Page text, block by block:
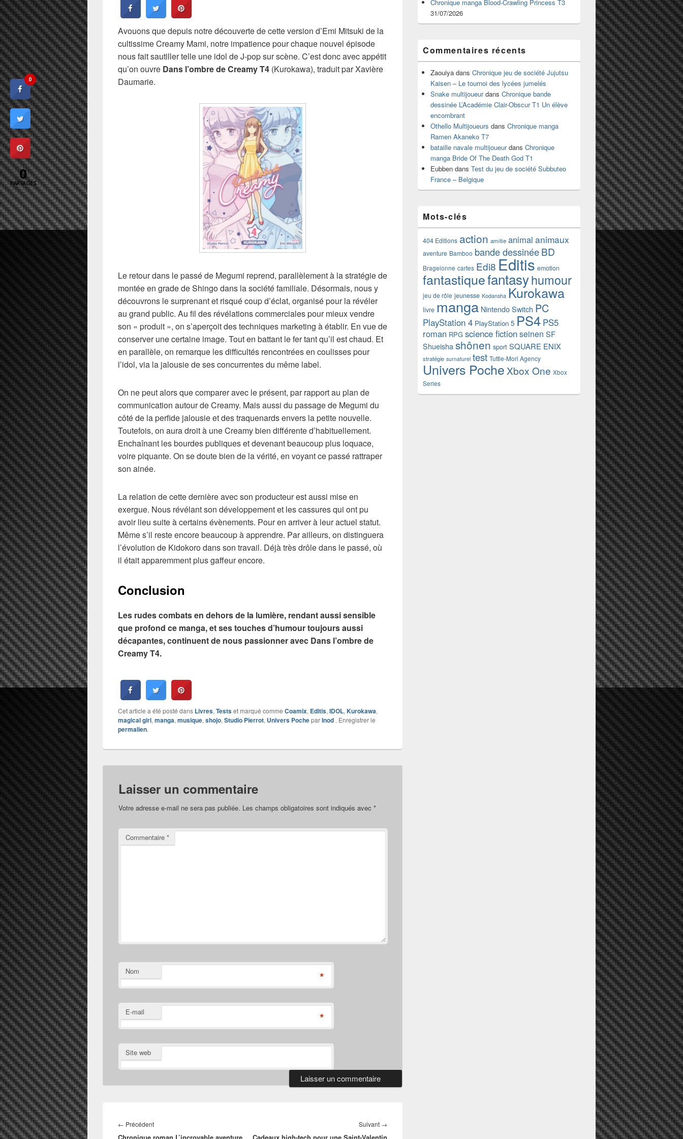
Avouons que depuis notre découverte de cette version d’Emi Mitsuki de la
cultissime Creamy Mami, notre impatience pour chaque nouvel épisode
nous fait sautiller telle une idol de J-pop sur scène. C’est donc avec appétit
qu’on ouvre Dans l’ombre de Creamy T4 (Kurokawa), traduit par Xavière
Daumarie.
Le retour dans le passé de Megumi reprend, parallèlement à la stratégie de
montée en grade de Shingo dans la société familiale. Désormais, nous y
découvrons le surprenant et risqué coup d’éclat, organisé pour la révéler
au grand public. Au fil des révélations commerciales pour mieux vendre
son « produit », on s’aperçoit des techniques marketing à établir. En vue de
conserver une certaine image. Tout en battant le fer tant qu’il est chaud. Et
en parallèle, on remarque les difficultés rencontrées en coulisses pour
l’idol, via la jalousie de ses concurrentes du même label.
On ne peut alors que comparer avec le présent, par rapport au plan de
communication autour de Creamy. Mais aussi du passage de Megumi du
côté de la perfide jalousie et des traquenards envers la petite nouvelle.
Toutefois, on aura droit à une Creamy bien différente d’habituellement.
Enchaînant les bourdes publiques et devenant beaucoup plus loquace,
voire piquante. On se doute bien de la vérité, en voyant ce passé rattraper
son ainée.
La relation de cette dernière avec son producteur est aussi mise en
exergue. Nous révélant son développement et les cassures qui ont pu
avoir lieu suite à certains évènements. Pour en arriver à leur actuel statut.
Même s’il reste encore beaucoup à apprendre. Par ailleurs, on distinguera
l’évolution de Kidokoro dans son travail. Déjà très drôle dans le passé, où
il était apparemment plus gaffeur encore.
Conclusion
Les rudes combats en dehors de la lumière, rendant aussi sensible
que profond ce manga, et ses touches d’humour toujours aussi
décapantes, continuent de nous passionner avec Dans l’ombre de
Creamy T4.
Cet article a été posté dans Livres, Testset marqué comme Coamix, Editis, IDOL, Kurokawa,
magical girl, manga, musique, shojo, Studio Pierrot, Univers PocheparInod . Enregistrer le
permalien.
Laisser un commentaire
Votre adresse e-mail ne sera pas publiée. Les champs obligatoires sont indiqués avec *
Commentaire *
Nom *
E-mail *
Site web
de
l’article
← PrécédentArticle
précédent :
Chronique roman L’incroyable aventure
Suivant →
Cadeaux high-tech pour une Saint-Valentin
Chronique manga Blood-Crawling Princess T3
31/07/2026
Commentaires récents
Zaouiya dans Chronique jeu de société Jujutsu
Kaisen – Le tournoi des lycées jumelés
Snake multijoueurdans Chronique bande
dessinée L’Académie Clair-Obscur T1 Un élève
encombrant
Othello Multijoueurs dans Chronique manga
Ramen Akaneko T7
bataille navale multijoueurdans Chronique
manga Bride Of The Death God T1
Eubben dans Test du jeu de société Subbuteo
France – Belgique
Mots-clés
404 Editions action amitie animal animaux
aventure Bamboo bande dessinéeBD
Bragelonne cartes Edi8 Editis emotion
fantastiquefantasyhumour
jeu de rôle jeunesse Kodansha Kurokawa
livre manga Nintendo Switch PC
PlayStation 4 PlayStation 5 PS4 PS5
roman RPG science fictionseinen SF
Shueisha shônen sport SQUARE ENIX
stratégie surnaturel test Tuttle-Mori Agency
Univers Poche Xbox One Xbox
Series
0
0
PARTAGES